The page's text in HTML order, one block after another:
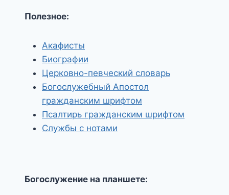
Полезное:
Акафисты
Биографии
Церковно-певческий словарь
Богослужебный Апостол
гражданским шрифтом
Псалтирь гражданским шрифтом
Службы с нотами
Богослужение на планшете: